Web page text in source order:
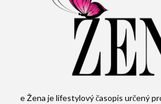
e Žena je lifestylový časopis určený